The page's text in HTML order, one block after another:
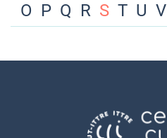
O P Q R S T U V